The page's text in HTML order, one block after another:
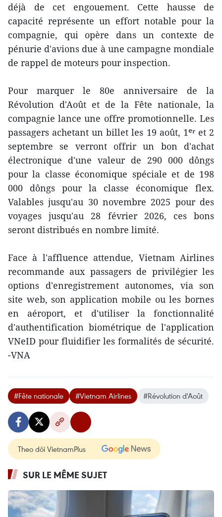
déjà de cet engouement. Cette hausse de
capacité représente un effort notable pour la
compagnie, qui opère dans un contexte de
pénurie d'avions due à une campagne mondiale
de rappel de moteurs pour inspection.
Pour marquer le 80e anniversaire de la
Révolution d'Août et de la Fête nationale, la
compagnie lance une offre promotionnelle. Les
passagers achetant un billet les 19 août, 1ᵉʳ et 2
septembre se verront offrir un bon d'achat
électronique d'une valeur de 290 000 dôngs
pour la classe économique spéciale et de 198
000 dôngs pour la classe économique flex.
Valables jusqu'au 30 novembre 2025 pour des
voyages jusqu'au 28 février 2026, ces bons
seront distribués en nombre limité.
Face à l'affluence attendue, Vietnam Airlines
recommande aux passagers de privilégier les
options d'enregistrement autonomes, via son
site web, son application mobile ou les bornes
en aéroport, et d'utiliser la fonctionnalité
d'authentification biométrique de l'application
VNeID pour fluidifier les formalités de sécurité.
-VNA
#Fête nationale #Vietnam Airlines #Révolution d'Août
Theo dõi VietnamPlus
SUR LE MÊME SUJET